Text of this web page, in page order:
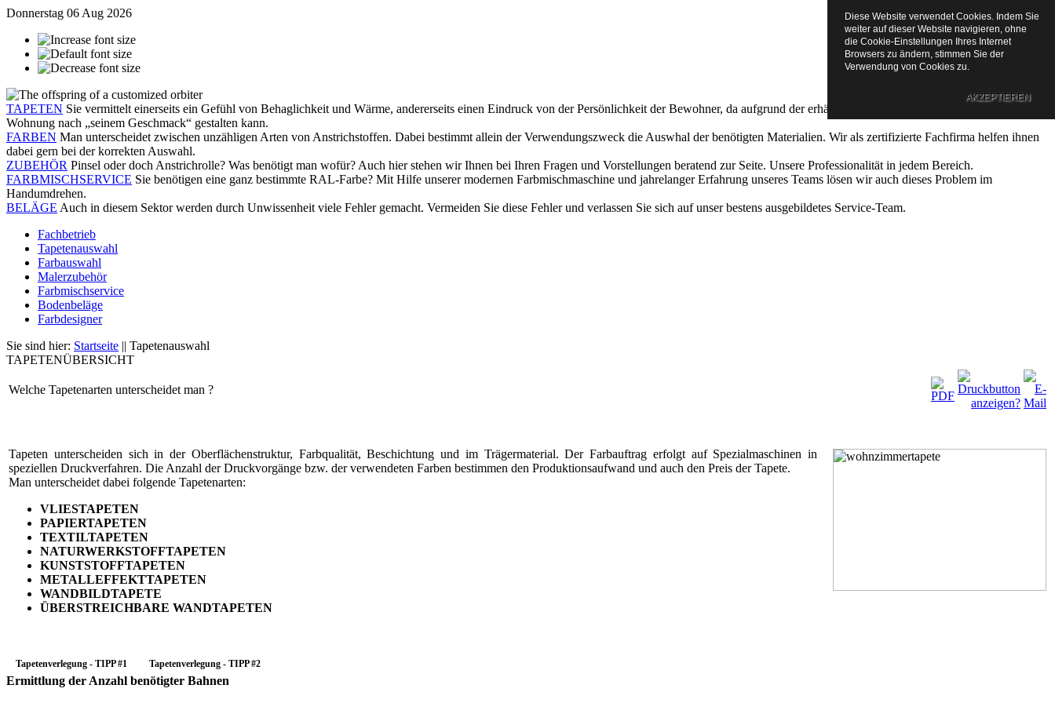
Donnerstag 06 Aug 2026
TAPETEN Sie vermittelt einerseits ein Gefühl von Behaglichkeit und Wärme, andererseits einen Eindruck von der Persönlichkeit der Bewohner, da aufgrund der erhältlichen Vielfalt an Motiven jeder seine
Wohnung nach „seinem Geschmack“ gestalten kann.
FARBEN Man unterscheidet zwischen unzähligen Arten von Anstrichstoffen. Dabei bestimmt allein der Verwendungszweck die Auswhal der benötigten Materialien. Wir als zertifizierte Fachfirma helfen ihnen
dabei gern bei der korrekten Auswahl.
ZUBEHÖR Pinsel oder doch Anstrichrolle? Was benötigt man wofür? Auch hier stehen wir Ihnen bei Ihren Fragen und Vorstellungen beratend zur Seite. Unsere Professionalität in jedem Bereich.
FARBMISCHSERVICE Sie benötigen eine ganz bestimmte RAL-Farbe? Mit Hilfe unserer modernen Farbmischmaschine und jahrelanger Erfahrung unseres Teams lösen wir auch dieses Problem im
Handumdrehen.
BELÄGE Auch in diesem Sektor werden durch Unwissenheit viele Fehler gemacht. Vermeiden Sie diese Fehler und verlassen Sie sich auf unser bestens ausgebildetes Service-Team.
Fachbetrieb
Tapetenauswahl
Farbauswahl
Malerzubehör
Farbmischservice
Bodenbeläge
Farbdesigner
Sie sind hier: Startseite || Tapetenauswahl
TAPETENÜBERSICHT
Welche Tapetenarten unterscheidet man ?
Tapeten unterscheiden sich in der Oberflächenstruktur, Farbqualität, Beschichtung und im Trägermaterial. Der Farbauftrag erfolgt auf Spezialmaschinen in
speziellen Druckverfahren. Die Anzahl der Druckvorgänge bzw. der verwendeten Farben bestimmen den Produktionsaufwand und auch den Preis der Tapete.
Man unterscheidet dabei folgende Tapetenarten:
VLIESTAPETEN
PAPIERTAPETEN
TEXTILTAPETEN
NATURWERKSTOFFTAPETEN
KUNSTSTOFFTAPETEN
METALLEFFEKTTAPETEN
WANDBILDTAPETE
ÜBERSTREICHBARE WANDTAPETEN
Tapetenverlegung - TIPP #1 Tapetenverlegung - TIPP #2
Ermittlung der Anzahl benötigter Bahnen
Diese Website verwendet Cookies. Indem Sie
weiter auf dieser Website navigieren, ohne
die Cookie-Einstellungen Ihres Internet
Browsers zu ändern, stimmen Sie der
Verwendung von Cookies zu.
AKZEPTIEREN